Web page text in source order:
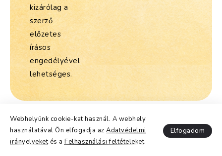
kizárólag a
szerző
előzetes
írásos
engedélyével
lehetséges.
Copyright @lelekjegyetek.hu - 2026, Mindenjog fenntartva
Design & Code byThomas Kemendi
Webhelyünk cookie-kat használ. A webhely
használatával Ön elfogadja az Adatvédelmi
irányelveketés a Felhasználási feltételeket.
Elfogadom